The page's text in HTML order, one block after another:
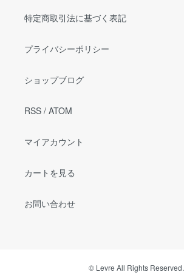
特定商取引法に基づく表記
プライバシーポリシー
ショップブログ
RSS / ATOM
マイアカウント
カートを見る
お問い合わせ
© Levre All Rights Reserved.